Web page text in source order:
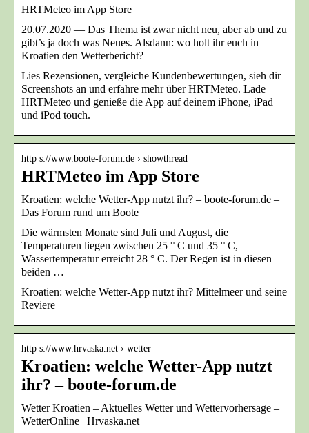
‎HRTMeteo im App Store
20.07.2020 — Das Thema ist zwar nicht neu, aber ab und zu
gibt’s ja doch was Neues. Alsdann: wo holt ihr euch in
Kroatien den Wetterbericht?
Lies Rezensionen, vergleiche Kundenbewertungen, sieh dir
Screenshots an und erfahre mehr über HRTMeteo. Lade
HRTMeteo und genieße die App auf deinem iPhone, iPad
und iPod touch.
http s://www.boote-forum.de › showthread
HRTMeteo im App Store
Kroatien: welche Wetter-App nutzt ihr? – boote-forum.de –
Das Forum rund um Boote
Die wärmsten Monate sind Juli und August, die
Temperaturen liegen zwischen 25 ° C und 35 ° C,
Wassertemperatur erreicht 28 ° C. Der Regen ist in diesen
beiden …
Kroatien: welche Wetter-App nutzt ihr? Mittelmeer und seine
Reviere
http s://www.hrvaska.net › wetter
Kroatien: welche Wetter-App nutzt
ihr? – boote-forum.de
Wetter Kroatien – Aktuelles Wetter und Wettervorhersage –
WetterOnline | Hrvaska.net